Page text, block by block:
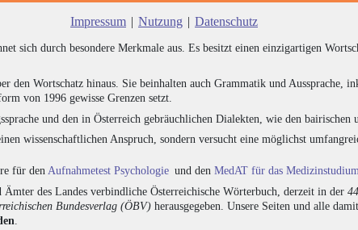
Impressum | Nutzung | Datenschutz
sich durch besondere Merkmale aus. Es besitzt einen einzigartigen
den Wortschatz hinaus. Sie beinhalten auch Grammatik und Aussprache,
von 1996 gewisse Grenzen setzt.
und den in Österreich gebräuchlichen Dialekten, wie den bairischen
wissenschaftlichen Anspruch, sondern versucht eine möglichst
für den Aufnahmetest Psychologie und den MedAT für das Medizinstudium
des Landes verbindliche Österreichische Wörterbuch, derzeit in der
Bundesverlag (ÖBV) herausgegeben. Unsere Seiten und alle